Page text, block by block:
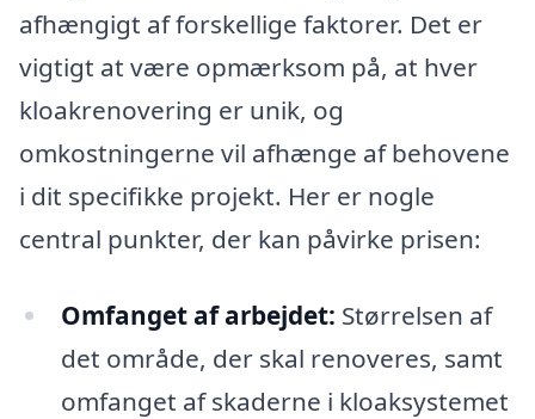
afhængigt af forskellige faktorer. Det er
vigtigt at være opmærksom på, at hver
kloakrenovering er unik, og
omkostningerne vil afhænge af behovene
i dit specifikke projekt. Her er nogle
central punkter, der kan påvirke prisen:
Omfanget af arbejdet: Størrelsen af
det område, der skal renoveres, samt
omfanget af skaderne i kloaksystemet